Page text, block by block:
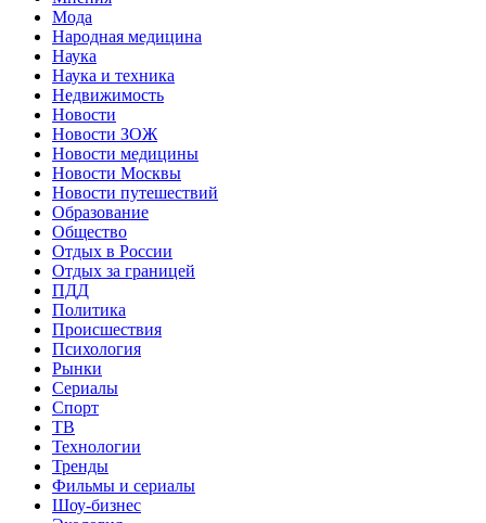
Мода
Народная медицина
Наука
Наука и техника
Недвижимость
Новости
Новости ЗОЖ
Новости медицины
Новости Москвы
Новости путешествий
Образование
Общество
Отдых в России
Отдых за границей
ПДД
Политика
Происшествия
Психология
Рынки
Сериалы
Спорт
ТВ
Технологии
Тренды
Фильмы и сериалы
Шоу-бизнес